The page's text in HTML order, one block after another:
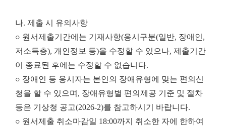
나. 제출 시 유의사항
○ 원서제출기간에는 기재사항(응시구분(일반, 장애인,
저소득층), 개인정보 등)을 수정할 수 있으나, 제출기간
이 종료된 후에는 수정할 수 없습니다.
○ 장애인 등 응시자는 본인의 장애유형에 맞는 편의신
청을 할 수 있으며, 장애유형별 편의제공 기준 및 절차
등은 기상청 공고(2026-2)를 참고하시기 바랍니다.
○ 원서제출 취소마감일 18:00까지 취소한 자에 한하여